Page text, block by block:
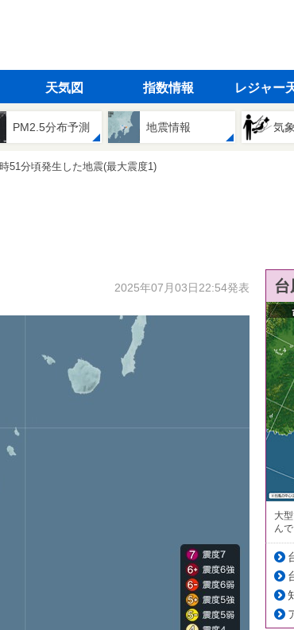
天気図 指数情報 レジャー
PM2.5分布予測 地震情報 気
51分頃発生した地震(最大震度1)
2025年07月03日22:54発表
大
ん